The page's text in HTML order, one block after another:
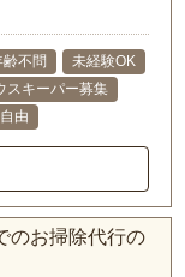
齢不問
未経験OK
スキーパー募集
由
のお掃除代行の